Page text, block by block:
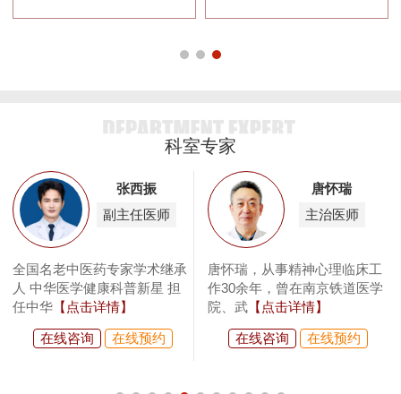
科室专家
张西振
副主任医师
全国名老中医药专家学术继承
人 中华医学健康科普新星 担
任中华 【点击详情】
在线咨询 在线预约
唐怀瑞
主治医师
唐怀瑞，从事精神心理临床工
作30余年，曾在南京铁道医学
院、武 【点击详情】
在线咨询 在线预约